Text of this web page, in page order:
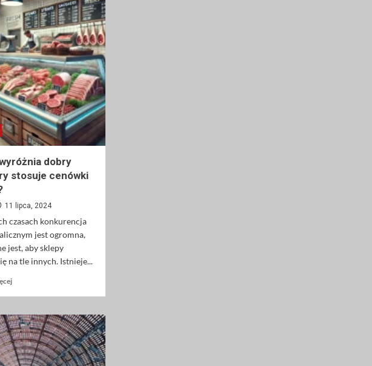
dobry
stosuje cenówki
11 lipca, 2024
czasach konkurencja
jest ogromna,
jest, aby sklepy
na tle innych. Istnieje...
Dowiedz
o
Czym
się
wyróżnia
dobry